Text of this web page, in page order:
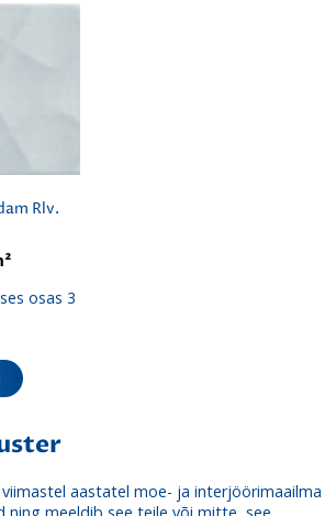
Rlv.
osas 3
aastatel moe- ja interjöörimaailma